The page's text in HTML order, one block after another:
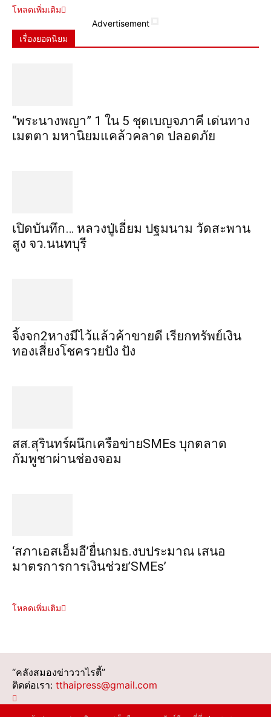
โหลดเพิ่มเติม
Advertisement
เรื่องยอดนิยม
“พระ​นาง​พญา” 1 ใน 5​ ชุดเบญจ​ภาคี​ เด่นทาง
เมตตา​ มหา​นิยม​แคล้วคลาด​ ปลอดภัย​
เปิดบันทึก… หลวงปู่เอี่ยม ​ปฐม​นาม​ วัดสะพาน
สูง​ จว.นนทบุรี
จิ้งจก​2​หาง​มีไว้แล้ว​ค้าขาย​ดี​ เรียก​ทรัพย์เงิน
ทอง​เสี่ยงโชค​รวยปัง​ ปัง​
สส.สุรินทร์ผนึกเครือข่ายSMEs บุกตลาด
กัมพูชาผ่านช่องจอม
‘สภาเอสเอ็มอี’ยื่นกมธ.งบประมาณ เสนอ
มาตรการการเงินช่วย’SMEs’
โหลดเพิ่มเติม
“คลังสมองข่าววาไรตี้”
ติดต่อเรา: tthaipress@gmail.com